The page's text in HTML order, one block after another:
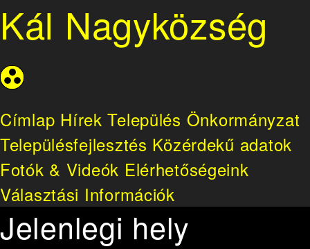
Kál Nagyközség
Címlap Hírek Település Önkormányzat
Településfejlesztés Közérdekű adatok
Fotók & Videók Elérhetőségeink
Választási Információk
Jelenlegi hely